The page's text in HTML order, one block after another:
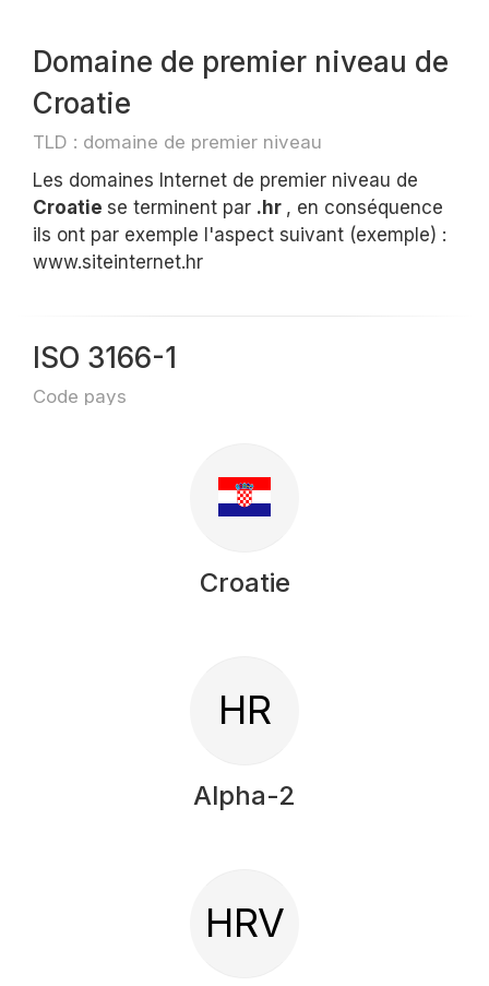
Domaine de premier niveau de
Croatie
TLD : domaine de premier niveau
Les domaines Internet de premier niveau de
Croatie se terminent par .hr , en conséquence
ils ont par exemple l'aspect suivant (exemple) :
www.siteinternet.hr
ISO 3166-1
Code pays
Croatie
HR
Alpha-2
HRV